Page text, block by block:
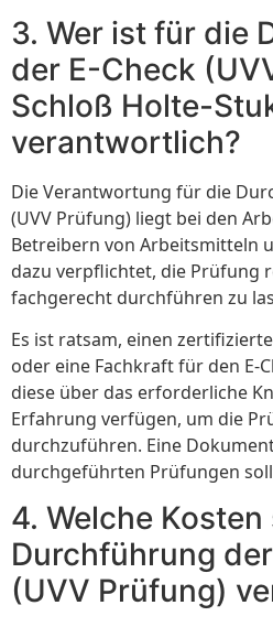
3. Wer ist für die
der E-Check
Schloß Holte-
verantwortlich?
Die Verantwortung für die
(UVV Prüfung) liegt bei den
Betreibern von Arbeitsmitteln
dazu verpflichtet, die Prüfung
fachgerecht durchführen zu
Es ist ratsam, einen
oder eine Fachkraft für den E-
diese über das erforderliche
Erfahrung verfügen, um die
durchzuführen. Eine
durchgeführten Prüfungen
4. Welche
Durchführung
(UVV Prüfung)